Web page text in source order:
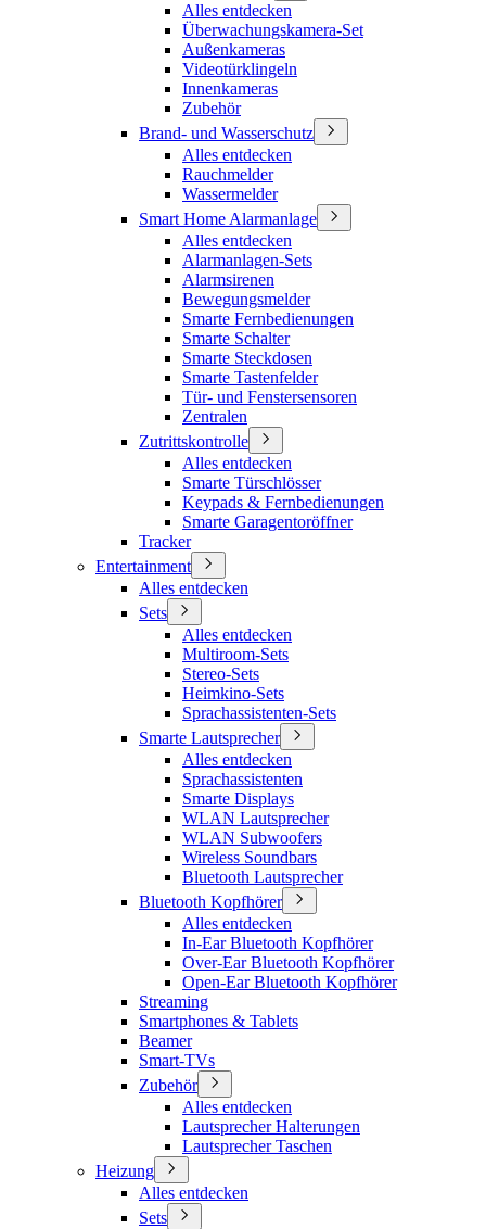
Alles entdecken
Überwachungskamera-Set
Außenkameras
Videotürklingeln
Innenkameras
Zubehör
Brand- und Wasserschutz
Alles entdecken
Rauchmelder
Wassermelder
Smart Home Alarmanlage
Alles entdecken
Alarmanlagen-Sets
Alarmsirenen
Bewegungsmelder
Smarte Fernbedienungen
Smarte Schalter
Smarte Steckdosen
Smarte Tastenfelder
Tür- und Fenstersensoren
Zentralen
Zutrittskontrolle
Alles entdecken
Smarte Türschlösser
Keypads & Fernbedienungen
Smarte Garagentoröffner
Tracker
Entertainment
Alles entdecken
Sets
Alles entdecken
Multiroom-Sets
Stereo-Sets
Heimkino-Sets
Sprachassistenten-Sets
Smarte Lautsprecher
Alles entdecken
Sprachassistenten
Smarte Displays
WLAN Lautsprecher
WLAN Subwoofers
Wireless Soundbars
Bluetooth Lautsprecher
Bluetooth Kopfhörer
Alles entdecken
In-Ear Bluetooth Kopfhörer
Over-Ear Bluetooth Kopfhörer
Open-Ear Bluetooth Kopfhörer
Streaming
Smartphones & Tablets
Beamer
Smart-TVs
Zubehör
Alles entdecken
Lautsprecher Halterungen
Lautsprecher Taschen
Heizung
Alles entdecken
Sets